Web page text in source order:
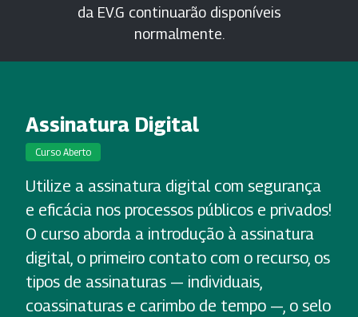
da EV.G continuarão disponíveis
normalmente.
Assinatura Digital
Curso Aberto
Utilize a assinatura digital com segurança
e eficácia nos processos públicos e privados!
O curso aborda a introdução à assinatura
digital, o primeiro contato com o recurso, os
tipos de assinaturas — individuais,
coassinaturas e carimbo de tempo —, o selo